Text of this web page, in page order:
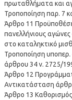
πρωταθλήματα και
Τροποποίηση παρ. 7
Άρθρο 11
πανελλήνιους
στο καταληκτικό
Τροποποίηση υποπερ.
άρθρου 34 ν. 2725/
Άρθρο 12
Αντικατάσταση
Άρθρο 13